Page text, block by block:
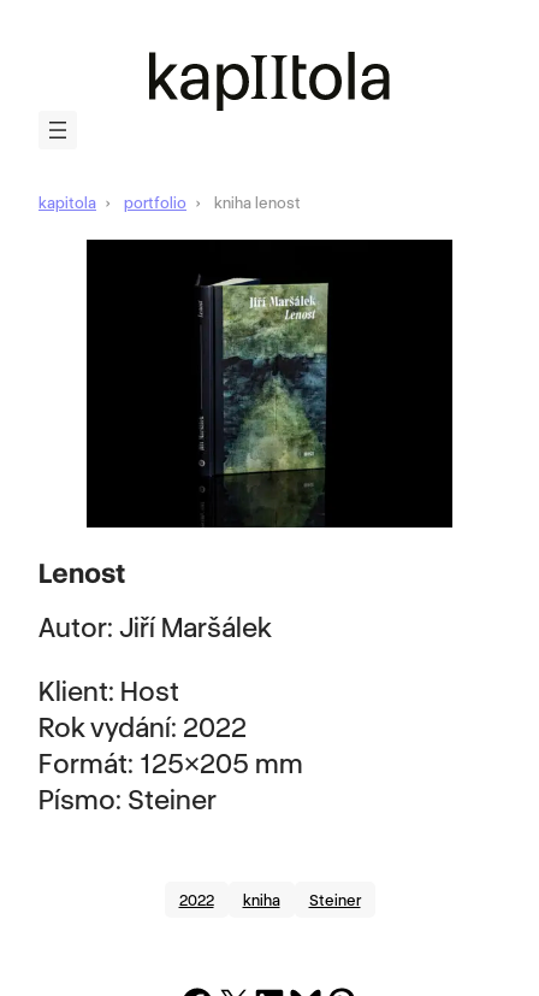
kapitola portfolio kniha lenost
Lenost
Autor: Jiří Maršálek
Klient: Host
Rok vydání: 2022
Formát: 125×205 mm
Písmo: Steiner
2022 kniha Steiner